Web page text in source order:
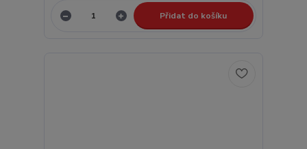
Přidat do košíku